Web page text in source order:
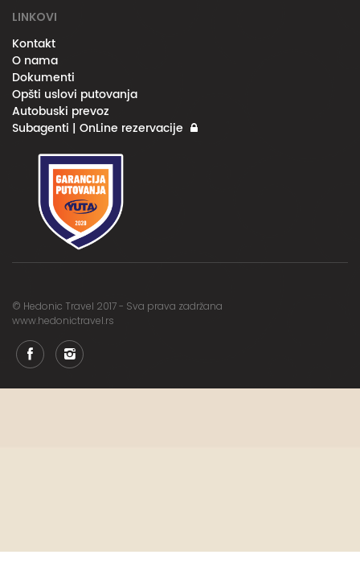
LINKOVI
Kontakt
O nama
Dokumenti
Opšti uslovi putovanja
Autobuski prevoz
Subagenti | OnLine rezervacije
© Hedonic Travel 2017 - Sva prava zadržana
www.hedonictravel.rs